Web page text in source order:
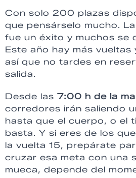
Con solo 200 plazas
que pensárselo mucho.
fue un éxito y muchos se
Este año hay más vueltas
así que no tardes en
salida.
Desde las 7:00 h de la
corredores irán saliendo
hasta que el cuerpo, o el
basta. Y si eres de los
la vuelta 15, prepárate
cruzar esa meta con una
mueca, depende del